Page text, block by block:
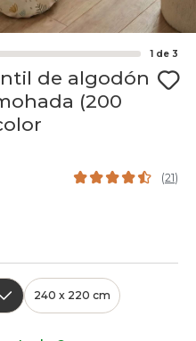
1 de 3
de algodón
(200
(21)
240 x 220 cm